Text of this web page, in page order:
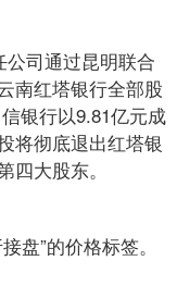
司通过昆明联合
南红塔银行全部股
银行以9.81亿元成
将彻底退出红塔银
大股东。
盘”的价格标签。